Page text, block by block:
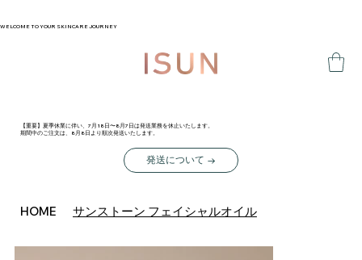
WELCOME TO YOUR SKINCARE JOURNEY
HOME サンストーン フェイシャルオイル
【重要】夏季休業に伴い、7月18日〜8月7日は発送業務を休止いたします。
期間中のご注文は、8月8日より順次発送いたします。
発送について →